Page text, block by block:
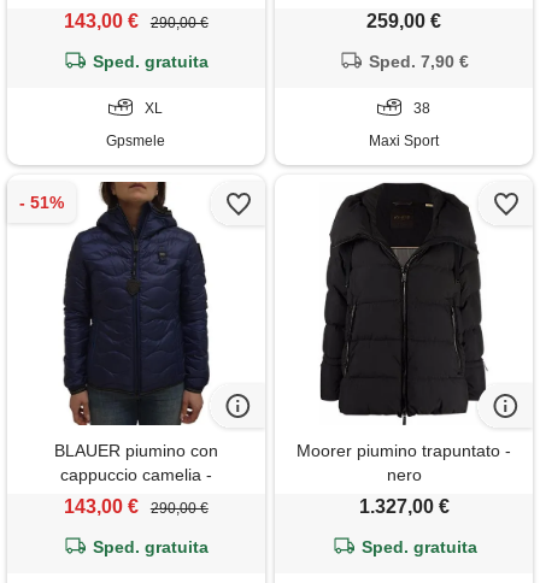
26sbldc03169 - bianco
143,00 € 290,00 €
Sped. gratuita
XL
Gpsmele
259,00 €
Sped. 7,90 €
38
Maxi Sport
BLAUER piumino con
cappuccio camelia -
26sbldc03169 - blu
143,00 € 290,00 €
Sped. gratuita
Moorer piumino trapuntato -
nero
1.327,00 €
Sped. gratuita